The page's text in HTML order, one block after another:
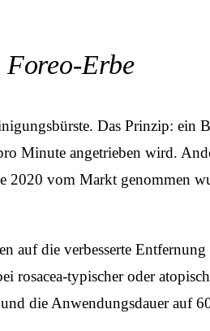
Foreo-Erbe
Das Prinzip: ein
Minute angetrieben wird.
2020 vom Markt genommen
auf die verbesserte
rosacea-typischer oder
die Anwendungs­dauer auf